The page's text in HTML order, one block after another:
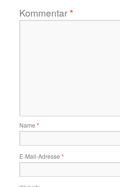
Kommentar*
Name *
E-Mail-Adresse *